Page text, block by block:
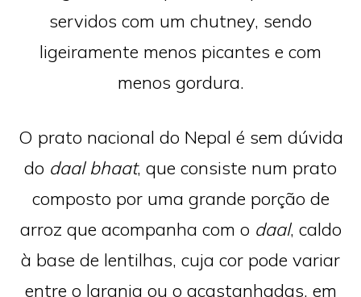
servidos com um chutney, sendo
ligeiramente menos picantes e com
menos gordura.
O prato nacional do Nepal é sem dúvida
do daal bhaat, que consiste num prato
composto por uma grande porção de
arroz que acompanha com o daal, caldo
à base de lentilhas, cuja cor pode variar
entre o laranja ou o acastanhadas, em